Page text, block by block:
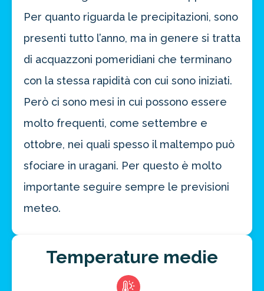
Per quanto riguarda le precipitazioni, sono
presenti tutto l’anno, ma in genere si tratta
di acquazzoni pomeridiani che terminano
con la stessa rapidità con cui sono iniziati.
Però ci sono mesi in cui possono essere
molto frequenti, come settembre e
ottobre, nei quali spesso il maltempo può
sfociare in uragani. Per questo è molto
importante seguire sempre le previsioni
meteo.
Temperature medie
Risparmia oltre il 21%!
4 promozioni, 2 omaggi e 1 Novità!
ATTIVA OFFERTA